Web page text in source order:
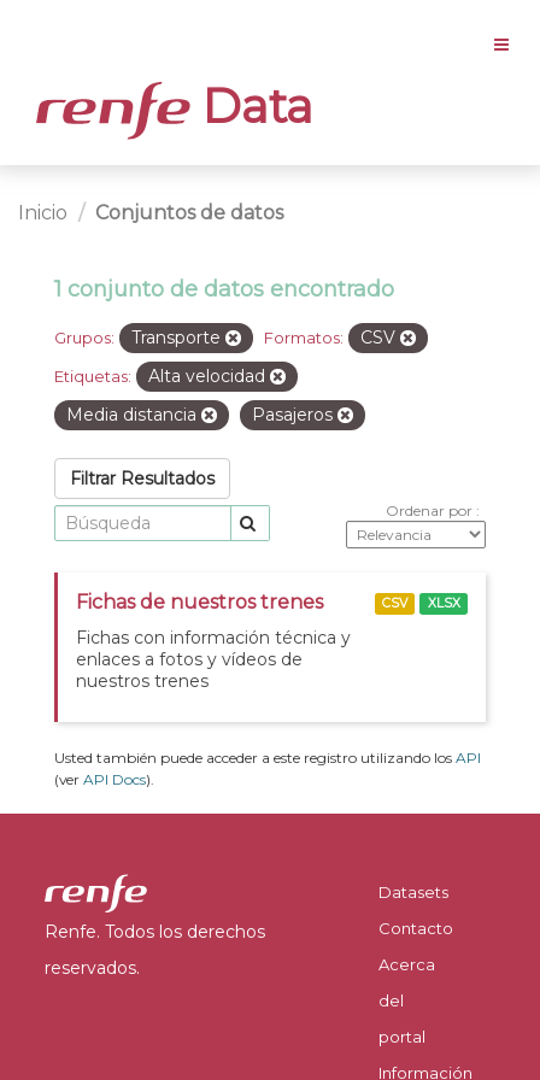
Data
Inicio Conjuntos de datos
1 conjunto de datos encontrado
Grupos: Transporte Formatos: CSV
Etiquetas:
Alta velocidad
Media distancia
Pasajeros
Filtrar Resultados
Ordenar por
Fichas de nuestros trenes
Fichas con información técnica y
enlaces a fotos y vídeos de
nuestros trenes
CSV XLSX
Usted también puede acceder a este registro utilizando los API
(ver API Docs).
Renfe. Todos los derechos
reservados.
Datasets
Contacto
Acerca
del
portal
Información